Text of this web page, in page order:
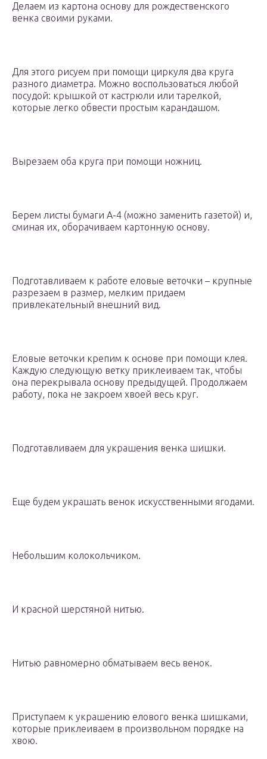
Делаем из картона основу для рождественского
венка своими руками.
Для этого рисуем при помощи циркуля два круга
разного диаметра. Можно воспользоваться любой
посудой: крышкой от кастрюли или тарелкой,
которые легко обвести простым карандашом.
Вырезаем оба круга при помощи ножниц.
Берем листы бумаги А-4 (можно заменить газетой) и,
сминая их, оборачиваем картонную основу.
Подготавливаем к работе еловые веточки – крупные
разрезаем в размер, мелким придаем
привлекательный внешний вид.
Еловые веточки крепим к основе при помощи клея.
Каждую следующую ветку приклеиваем так, чтобы
она перекрывала основу предыдущей. Продолжаем
работу, пока не закроем хвоей весь круг.
Подготавливаем для украшения венка шишки.
Еще будем украшать венок искусственными ягодами.
Небольшим колокольчиком.
И красной шерстяной нитью.
Нитью равномерно обматываем весь венок.
Приступаем к украшению елового венка шишками,
которые приклеиваем в произвольном порядке на
хвою.